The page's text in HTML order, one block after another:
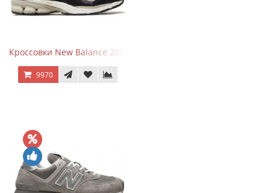
Кроссовки New Balance 2002R Protection Pack Black Grey
9970